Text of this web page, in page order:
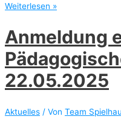
Betreuung
–
bitte
anmelden
bis
12.02.2026,
8:00
Uhr
Weiterlesen »
Anmeldung
22.05.2025
Aktuelles / Von Team